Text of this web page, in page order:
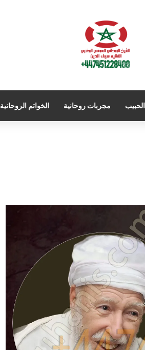
مجربات روحانية الخواتم الروحانية